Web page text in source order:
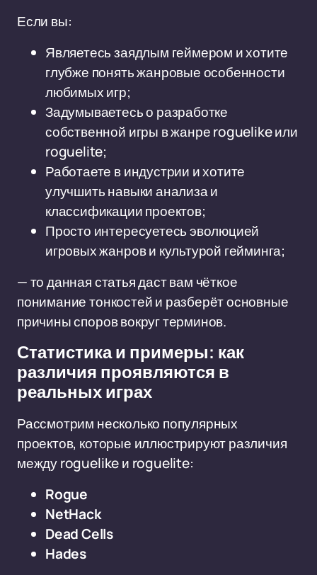
Если вы:
Являетесь заядлым геймером и хотите
глубже понять жанровые особенности
любимых игр;
Задумываетесь о разработке
собственной игры в жанре roguelike или
roguelite;
Работаете в индустрии и хотите
улучшить навыки анализа и
классификации проектов;
Просто интересуетесь эволюцией
игровых жанров и культурой гейминга;
— то данная статья даст вам чёткое
понимание тонкостей и разберёт основные
причины споров вокруг терминов.
Статистика и примеры: как
различия проявляются в
реальных играх
Рассмотрим несколько популярных
проектов, которые иллюстрируют различия
между roguelike и roguelite:
Rogue
NetHack
Dead Cells
Hades